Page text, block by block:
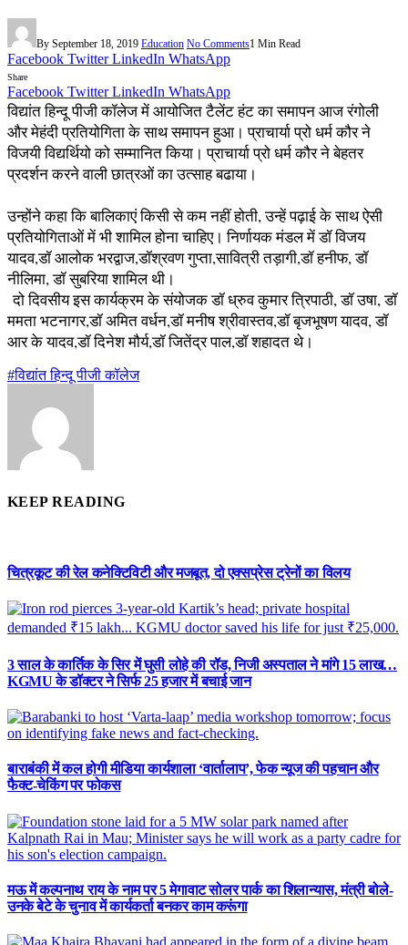
By September 18, 2019 Education No Comments1 Min Read
Facebook Twitter LinkedIn WhatsApp
Share
Facebook Twitter LinkedIn WhatsApp
विद्यांत हिन्दू पीजी कॉलेज में आयोजित टैलेंट हंट का समापन आज रंगोली
और मेहंदी प्रतियोगिता के साथ समापन हुआ। प्राचार्या प्रो धर्म कौर ने
विजयी विद्यर्थियो को सम्मानित किया। प्राचार्या प्रो धर्म कौर ने बेहतर
प्रदर्शन करने वाली छात्रओं का उत्साह बढाया।
उन्होंने कहा कि बालिकाएं किसी से कम नहीं होती, उन्हें पढ़ाई के साथ ऐसी
प्रतियोगिताओं में भी शामिल होना चाहिए। निर्णायक मंडल में डॉ विजय
यादव,डॉ आलोक भरद्वाज,डॉश्रवण गुप्ता,सावित्री तड़ागी,डॉ हनीफ, डॉ
नीलिमा, डॉ सुबरिया शामिल थी।
दो दिवसीय इस कार्यक्रम के संयोजक डॉ ध्रुव कुमार त्रिपाठी, डॉ उषा, डॉ
ममता भटनागर,डॉ अमित वर्धन,डॉ मनीष श्रीवास्तव,डॉ बृजभूषण यादव, डॉ
आर के यादव,डॉ दिनेश मौर्य,डॉ जितेंद्र पाल,डॉ शहादत थे।
#विद्यांत हिन्दू पीजी कॉलेज
KEEP READING
चित्रकूट की रेल कनेक्टिविटी और मजबूत, दो एक्सप्रेस ट्रेनों का विलय
3 साल के कार्तिक के सिर में घुसी लोहे की रॉड, निजी अस्पताल ने मांगे 15 लाख…
KGMU के डॉक्टर ने सिर्फ 25 हजार में बचाई जान
बाराबंकी में कल होगी मीडिया कार्यशाला ‘वार्तालाप’, फेक न्यूज की पहचान और
फैक्ट-चेकिंग पर फोकस
मऊ में कल्पनाथ राय के नाम पर 5 मेगावाट सोलर पार्क का शिलान्यास, मंत्री बोले-
उनके बेटे के चुनाव में कार्यकर्ता बनकर काम करूंगा